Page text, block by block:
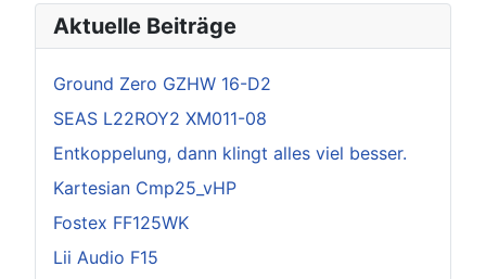
Aktuelle Beiträge
Ground Zero GZHW 16-D2
SEAS L22ROY2 XM011-08
Entkoppelung, dann klingt alles viel besser.
Kartesian Cmp25_vHP
Fostex FF125WK
Lii Audio F15